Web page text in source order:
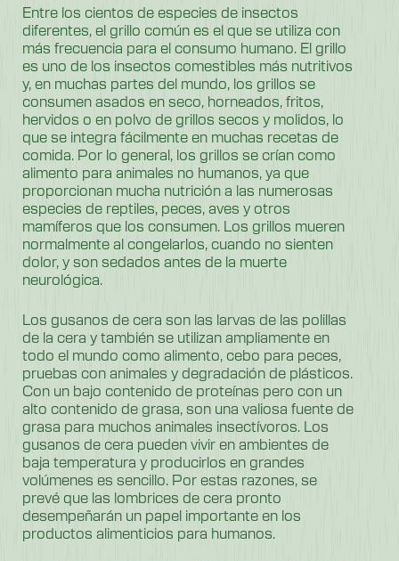
Entre los cientos de especies de insectos
diferentes, el grillo común es el que se utiliza con
más frecuencia para el consumo humano. El grillo
es uno de los insectos comestibles más nutritivos
y, en muchas partes del mundo, los grillos se
consumen asados en seco, horneados, fritos,
hervidos o en polvo de grillos secos y molidos, lo
que se integra fácilmente en muchas recetas de
comida. Por lo general, los grillos se crían como
alimento para animales no humanos, ya que
proporcionan mucha nutrición a las numerosas
especies de reptiles, peces, aves y otros
mamíferos que los consumen. Los grillos mueren
normalmente al congelarlos, cuando no sienten
dolor, y son sedados antes de la muerte
neurológica.
Los gusanos de cera son las larvas de las polillas
de la cera y también se utilizan ampliamente en
todo el mundo como alimento, cebo para peces,
pruebas con animales y degradación de plásticos.
Con un bajo contenido de proteínas pero con un
alto contenido de grasa, son una valiosa fuente de
grasa para muchos animales insectívoros. Los
gusanos de cera pueden vivir en ambientes de
baja temperatura y producirlos en grandes
volúmenes es sencillo. Por estas razones, se
prevé que las lombrices de cera pronto
desempeñarán un papel importante en los
productos alimenticios para humanos.